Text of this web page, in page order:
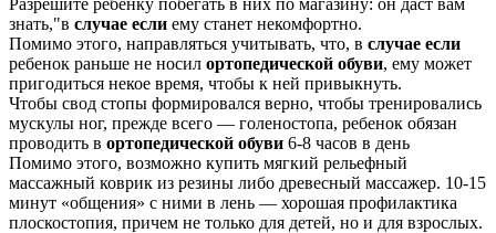
знать,"в случае если ему станет некомфортно.
Помимо этого, направляться учитывать, что, в случае если
ребенок раньше не носил ортопедической обуви, ему может
пригодиться некое время, чтобы к ней привыкнуть.
Чтобы свод стопы формировался верно, чтобы тренировались
мускулы ног, прежде всего — голеностопа, ребенок обязан
проводить в ортопедической обуви 6-8 часов в день
Помимо этого, возможно купить мягкий рельефный
массажный коврик из резины либо древесный массажер. 10-15
минут «общения» с ними в лень — хорошая профилактика
плоскостопия, причем не только для детей, но и для взрослых.